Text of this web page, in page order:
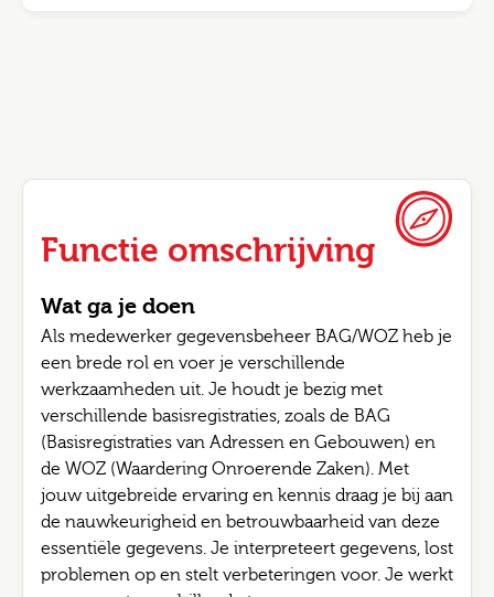
Functie omschrijving
Wat ga je doen
Als medewerker gegevensbeheer BAG/WOZ heb je
een brede rol en voer je verschillende
werkzaamheden uit. Je houdt je bezig met
verschillende basisregistraties, zoals de BAG
(Basisregistraties van Adressen en Gebouwen) en
de WOZ (Waardering Onroerende Zaken). Met
jouw uitgebreide ervaring en kennis draag je bij aan
de nauwkeurigheid en betrouwbaarheid van deze
essentiële gegevens. Je interpreteert gegevens, lost
problemen op en stelt verbeteringen voor. Je werkt